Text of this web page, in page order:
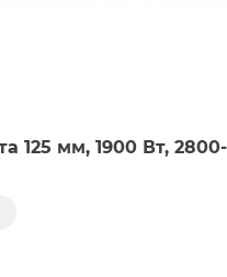
125 мм, 1900 Вт, 2800-